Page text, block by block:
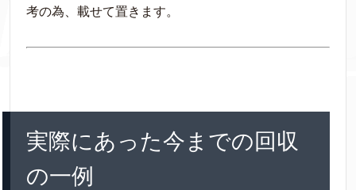
考の為、載せて置きます。
実際にあった今までの回収
の一例